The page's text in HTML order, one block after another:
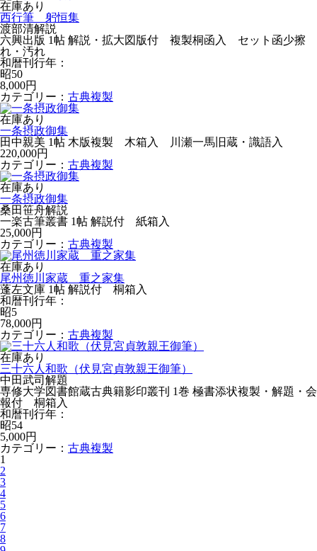
在庫あり
西行筆 躬恒集
渡部清解説
六興出版 1帖 解説・拡大図版付 複製桐函入 セット函少擦
れ・汚れ
和暦刊行年：
昭50
8,000円
カテゴリー： 古典複製
在庫あり
一条摂政御集
田中親美 1帖 木版複製 木箱入 川瀬一馬旧蔵・識語入
220,000円
カテゴリー： 古典複製
在庫あり
一条摂政御集
桑田笹舟解説
一楽古筆叢書 1帖 解説付 紙箱入
25,000円
カテゴリー： 古典複製
在庫あり
尾州徳川家蔵 重之家集
蓬左文庫 1帖 解説付 桐箱入
和暦刊行年：
昭5
78,000円
カテゴリー： 古典複製
在庫あり
三十六人和歌（伏見宮貞敦親王御筆）
中田武司解題
専修大学図書館蔵古典籍影印叢刊 1巻 極書添状複製・解題・会
報付 桐箱入
和暦刊行年：
昭54
5,000円
カテゴリー： 古典複製
1
2
3
4
5
6
7
8